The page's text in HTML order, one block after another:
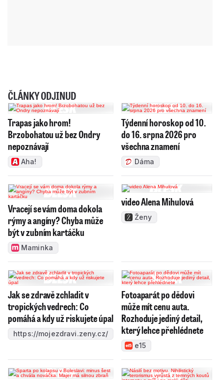
ČLÁNKY ODJINUD
Trapas jako hrom!
Brzobohatou už bez Ondry
nepoznávají
Aha!
Týdenní horoskop od 10.
do 16. srpna 2026 pro
všechna znamení
Dáma
Vracejí se vám doma dokola
rýmy a angíny? Chyba může
být v zubním kartáčku
Maminka
video Alena Mihulová
Ženy
Jak se zdravě zchladit v
tropických vedrech: Co
pomáhá a kdy už riskujete úpal
https://mojezdravi.zeny.cz/
Fotoaparát po dědovi
může mít cenu auta.
Rozhoduje jediný detail,
který lehce přehlédnete
e15